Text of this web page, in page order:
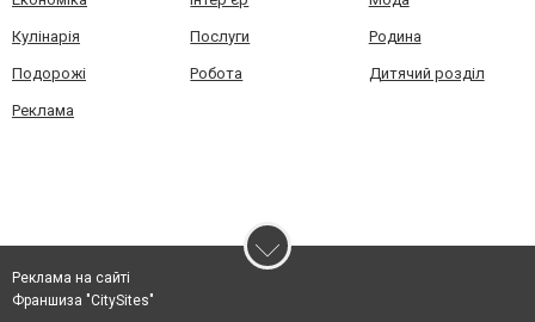
Кулінарія Послуги Родина
Подорожі Робота Дитячий розділ
Реклама
Реклама на сайті
Франшиза "CitySites"